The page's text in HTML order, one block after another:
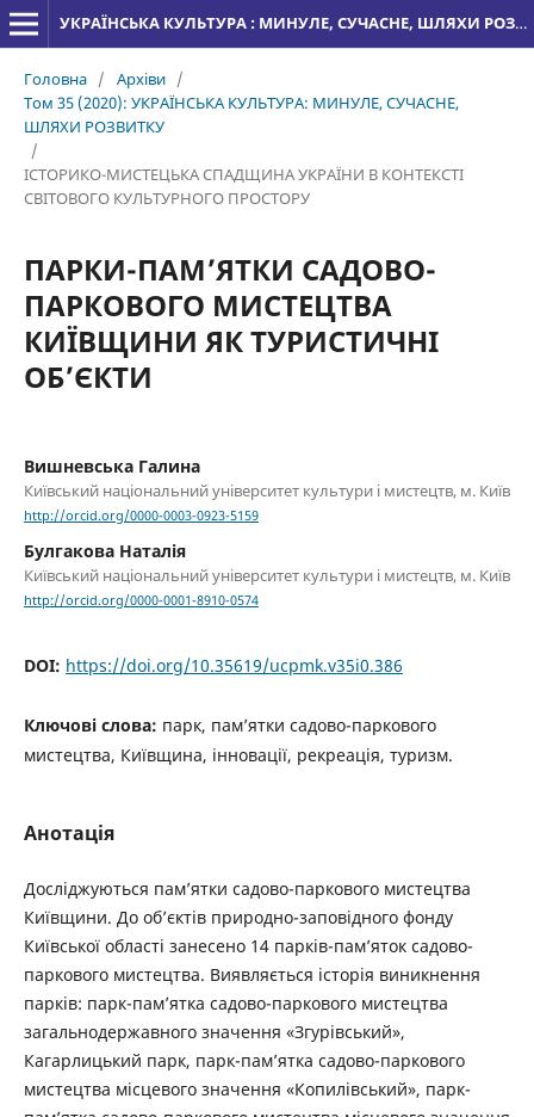
УКРАЇНСЬКА КУЛЬТУРА : МИНУЛЕ, СУЧАСНЕ, ШЛЯХИ РОЗВИТКУ
Головна / Архіви /
Том 35 (2020): УКРАЇНСЬКА КУЛЬТУРА: МИНУЛЕ, СУЧАСНЕ,
ШЛЯХИ РОЗВИТКУ
/
ІСТОРИКО-МИСТЕЦЬКА СПАДЩИНА УКРАЇНИ В КОНТЕКСТІ
СВІТОВОГО КУЛЬТУРНОГО ПРОСТОРУ
ПАРКИ-ПАМ’ЯТКИ САДОВО-
ПАРКОВОГО МИСТЕЦТВА
КИЇВЩИНИ ЯК ТУРИСТИЧНІ
ОБ’ЄКТИ
Вишневська Галина
Київський національний університет культури і мистецтв, м. Київ
http://orcid.org/0000-0003-0923-5159
Булгакова Наталія
Київський національний університет культури і мистецтв, м. Київ
http://orcid.org/0000-0001-8910-0574
DOI: https://doi.org/10.35619/ucpmk.v35i0.386
Ключові слова: парк, пам’ятки садово-паркового
мистецтва, Київщина, інновації, рекреація, туризм.
Анотація
Досліджуються пам’ятки садово-паркового мистецтва
Київщини. До об’єктів природно-заповідного фонду
Київської області занесено 14 парків-пам’яток садово-
паркового мистецтва. Виявляється історія виникнення
парків: парк-пам’ятка садово-паркового мистецтва
загальнодержавного значення «Згурівський»,
Кагарлицький парк, парк-пам’ятка садово-паркового
мистецтва місцевого значення «Копилівський», парк-